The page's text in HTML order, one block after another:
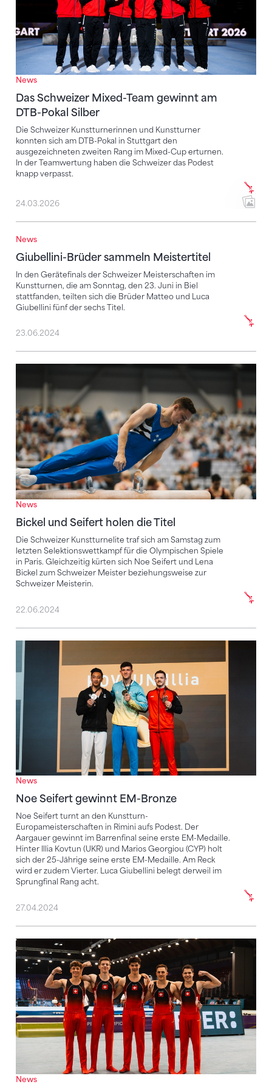
News
Das Schweizer Mixed-Team gewinnt am
DTB-Pokal Silber
Die Schweizer Kunstturnerinnen und Kunstturner
konnten sich am DTB-Pokal in Stuttgart den
ausgezeichneten zweiten Rang im Mixed-Cup erturnen.
In der Teamwertung haben die Schweizer das Podest
knapp verpasst.
24.03.2026
News
Giubellini-Brüder sammeln Meistertitel
In den Gerätefinals der Schweizer Meisterschaften im
Kunstturnen, die am Sonntag, den 23. Juni in Biel
stattfanden, teilten sich die Brüder Matteo und Luca
Giubellini fünf der sechs Titel.
Giubellini-Brüder sammeln Meistertitel
23.06.2024
News
Bickel und Seifert holen die Titel
Die Schweizer Kunstturnelite traf sich am Samstag zum
letzten Selektionswettkampf für die Olympischen Spiele
in Paris. Gleichzeitig kürten sich Noe Seifert und Lena
Bickel zum Schweizer Meister beziehungsweise zur
Schweizer Meisterin.
Bickel und Seifert holen die Titel
22.06.2024
News
Noe Seifert gewinnt EM-Bronze
Noe Seifert turnt an den Kunstturn-
Europameisterschaften in Rimini aufs Podest. Der
Aargauer gewinnt im Barrenfinal seine erste EM-Medaille.
Hinter Illia Kovtun (UKR) und Marios Georgiou (CYP) holt
sich der 25-Jährige seine erste EM-Medaille. Am Reck
wird er zudem Vierter. Luca Giubellini belegt derweil im
Sprungfinal Rang acht.
Noe Seifert gewinnt EM-Bronze
27.04.2024
News
Junioren turnen an der JEM «ihr» Maxium